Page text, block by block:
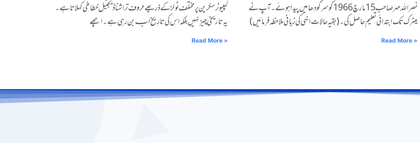
کمپیوݣݣٹر ݣݣݣݣݣݣݣݣسکرین ݣݣپرݣݣݣݣݣݣݣݣݣݣݣݣݣݣݣݣمختلف ݣݣݣݣݣݣٹوݣݣݣلز کے ذرݣݣیعے ݣݣݣݣݣݣݣݣݣݣحروف ݣݣݣتراشنا ڈیجیٹل ݣݣݣخطاݣݣݣݣطی ݣݣݣݣݣݣکہلاتا ہے۔
ݣݣݣݣیہ ݣݣݣݣݣݣݣݣݣتارݣݣݣݣݣݣیخی چیز ݣݣݣݣݣنہیں ݣݣبلکہ ݣݣݣݣاس کی ݣݣݣتاریخ ابـ ݣݣݣݣݣݣݣݣݣبن ݣݣرہی ہے۔ ݣݣݣݣاݣݣچھے
Read More »
نصراللہ مہر صاحب 15 مارچ 1966 کو سرگودھا میں پیدا ہوئے۔آپ نے
میٹرک تک ابتدائی تعلیم حاصل کی۔(بقیہ حالات انہی کی زبانی ملاحظہ فرمائیں )
Read More »